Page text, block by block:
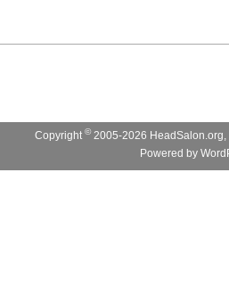
Copyright© 2005-2026
Powered by